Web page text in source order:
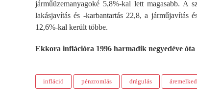
járműüzemanyagoké 5,8%-kal lett magasabb. A
lakásjavítás és -karbantartás 22,8, a járműjavítás
12,6%-kal került többe.
Ekkora inflációra 1996 harmadik negyedéve
infláció pénzromlás drágulás